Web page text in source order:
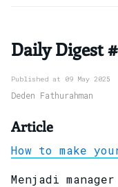
Daily Digest
Published at 09 May 2025
Deden Fathurahman
Article
How to make
Menjadi